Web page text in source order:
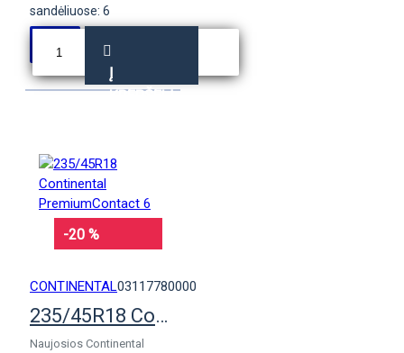
sandėliuose: 6
Į
KREPŠELĮ
-20 %
CONTINENTAL03117780000
235/45R18 Continental PremiumContact 6
Naujosios Continental